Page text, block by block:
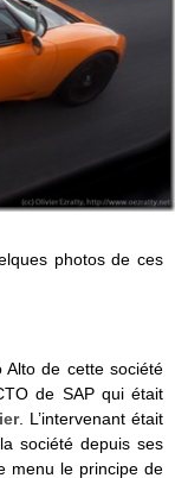
photos de ces
Alto de cette société
de SAP qui était
. L’intervenant était
société depuis ses
menu le principe de